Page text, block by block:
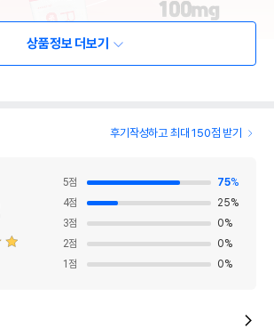
상품정보 더보기
후기작성하고 최대 150점 받기
5점 75%
4점 25%
3점 0%
2점 0%
1 점 0%